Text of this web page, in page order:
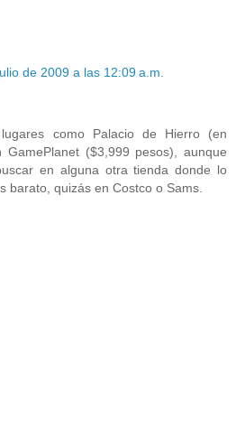
de 2009 a las 12:09 a.m.
como Palacio de Hierro (en
($3,999 pesos), aunque
en alguna otra tienda donde lo
barato, quizás en Costco o Sams.